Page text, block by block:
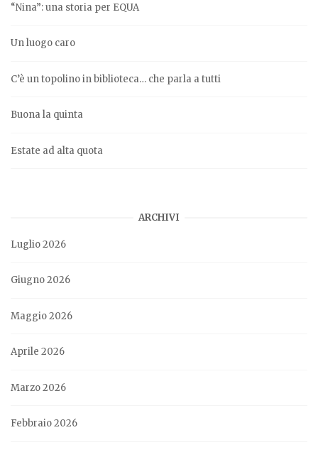
“Nina”: una storia per EQUA
Un luogo caro
C’è un topolino in biblioteca… che parla a tutti
Buona la quinta
Estate ad alta quota
ARCHIVI
Luglio 2026
Giugno 2026
Maggio 2026
Aprile 2026
Marzo 2026
Febbraio 2026